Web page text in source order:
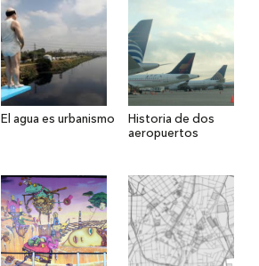
El agua es urbanismo
Historia de dos
aeropuertos